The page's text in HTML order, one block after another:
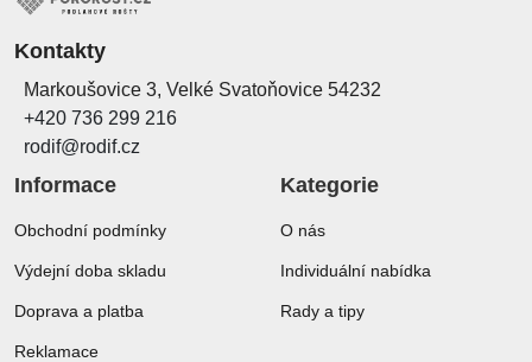
Kontakty
Markoušovice 3, Velké Svatoňovice 54232
+420 736 299 216
rodif@rodif.cz
Informace
Obchodní podmínky
Výdejní doba skladu
Doprava a platba
Reklamace
Kategorie
O nás
Individuální nabídka
Rady a tipy